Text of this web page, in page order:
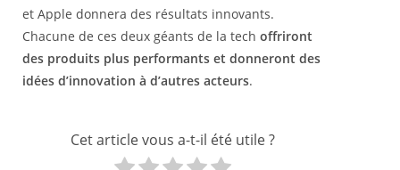
et Apple donnera des résultats innovants.
Chacune de ces deux géants de la tech offriront
des produits plus performants et donneront des
idées d’innovation à d’autres acteurs.
Cet article vous a-t-il été utile ?